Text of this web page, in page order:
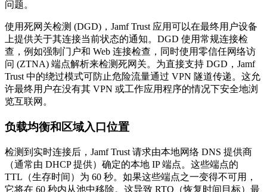
问题。
使用死网关检测 (DGD)，Jamf Trust 应用可以在最终用户设备
上提供关于其连接当前状态的通知。DGD 使用常规连接检
查，例如强制门户和 Web 连接检查，同时使用零信任网络访
问 (ZTNA) 端点解析来检测死网关。为直接支持 DGD，Jamf
Trust 中的绕过模式可防止危险流量通过 VPN 隧道传递。这允
许最终用户在没有其 VPN 或工作应用程序的情况下安全地浏
览互联网。
负载均衡和区域入口位置
检测到实时连接后，Jamf Trust 请求由本地网络 DNS 提供商
（通常由 DHCP 提供）确定的本地 IP 端点。这些端点的
TTL（生存时间）为 60 秒。如果这些端点之一变得不可用，
它将在 60 秒内从池中移除。这导致 RTO（恢复时间目标）最